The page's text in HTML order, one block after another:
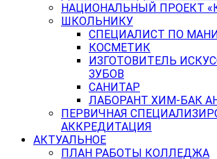
НАЦИОНАЛЬНЫЙ ПРОЕКТ
ШКОЛЬНИКУ
СПЕЦИАЛИСТ ПО
КОСМЕТИК
ИЗГОТОВИТЕЛЬ
ЗУБОВ
САНИТАР
ЛАБОРАНТ ХИМ-БАК
ПЕРВИЧНАЯ
АККРЕДИТАЦИЯ
АКТУАЛЬНОЕ
ПЛАН РАБОТЫ КОЛЛЕДЖА